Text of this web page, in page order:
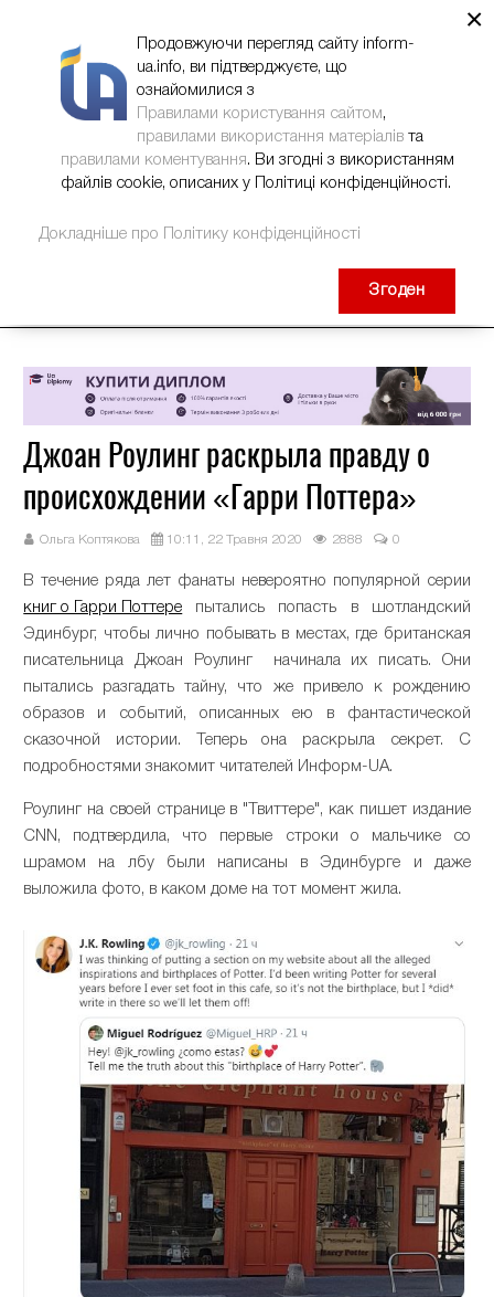
Джоан Роулинг раскрыла правду о
происхождении «Гарри Поттера»
Ольга Коптякова 10:11, 22 Травня 2020 2888 0
В течение ряда лет фанаты невероятно популярной серии
книг о Гарри Поттере пытались попасть в шотландский
Эдинбург, чтобы лично побывать в местах, где британская
писательница Джоан Роулинг начинала их писать. Они
пытались разгадать тайну, что же привело к рождению
образов и событий, описанных ею в фантастической
сказочной истории. Теперь она раскрыла секрет. С
подробностями знакомит читателей Информ-UA.
Роулинг на своей странице в "Твиттере", как пишет издание
CNN, подтвердила, что первые строки о мальчике со
шрамом на лбу были написаны в Эдинбурге и даже
выложила фото, в каком доме на тот момент жила.
×
Продовжуючи перегляд сайту inform-
ua.info, ви підтверджуєте, що
ознайомилися з
Правилами користування сайтом,
правилами використання матеріалів та
правилами коментування. Ви згодні з використанням
файлів cookie, описаних у Політиці конфіденційності.
Докладніше про Політику конфіденційності
Згоден